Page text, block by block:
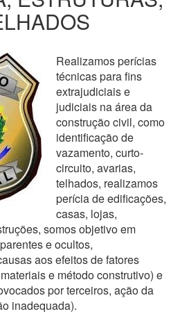
Realizamos perícias
técnicas para fins
extrajudiciais e
judiciais na área da
construção civil, como
identificação de
vazamento, curto-
circuito, avarias,
telhados, realizamos
perícia de edificações,
casas, lojas,
somos objetivo em
e ocultos,
aos efeitos de fatores
e método construtivo) e
por terceiros, ação da
inadequada).